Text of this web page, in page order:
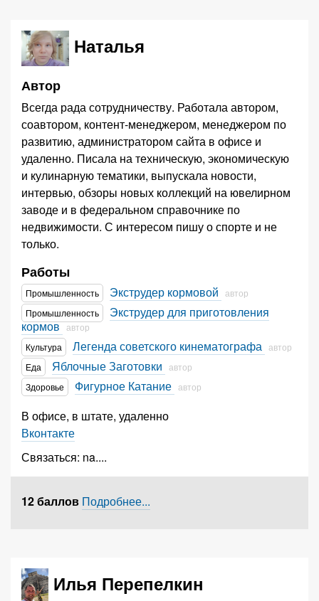
Наталья
Автор
Всегда рада сотрудничеству. Работала автором,
соавтором, контент-менеджером, менеджером по
развитию, администратором сайта в офисе и
удаленно. Писала на техническую, экономическую
и кулинарную тематики, выпускала новости,
интервью, обзоры новых коллекций на ювелирном
заводе и в федеральном справочнике по
недвижимости. С интересом пишу о спорте и не
только.
Работы
Промышленность Экструдер кормовой автор
Промышленность
Экструдер для приготовления
кормов автор
Культура
Легенда советского кинематографа автор
Еда
Яблочные Заготовки автор
Здоровье
Фигурное Катание автор
В офисе, в штате, удаленно
Вконтакте
Связаться: na....
12 баллов Подробнее...
Илья Перепелкин